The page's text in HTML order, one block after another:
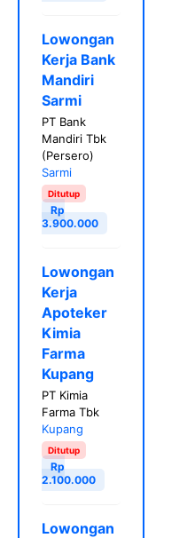
Lowongan
Kerja Bank
Mandiri
Sarmi
PT Bank
Mandiri Tbk
(Persero)
Sarmi
Ditutup
Rp
3.900.000
Lowongan
Kerja
Apoteker
Kimia
Farma
Kupang
PT Kimia
Farma Tbk
Kupang
Ditutup
Rp
2.100.000
Lowongan